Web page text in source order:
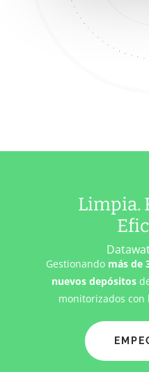
Limpia.
Gestionando más de
nuevos depósitos
monitorizados con